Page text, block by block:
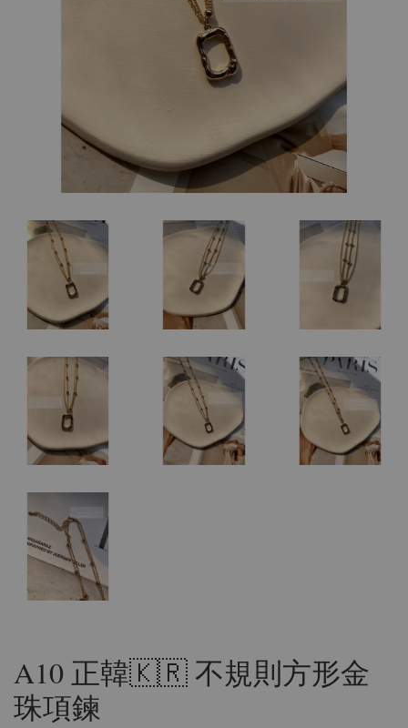
A10 正韓🇰🇷 不規則方形金
珠項鍊